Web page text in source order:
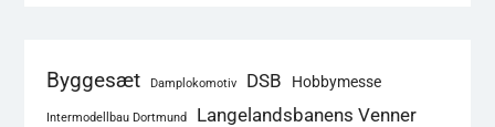
Byggesæt Damplokomotiv DSB Hobbymesse
Intermodellbau Dortmund
Langelandsbanens Venner